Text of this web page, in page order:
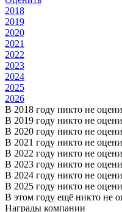
2018
2019
2020
2021
2022
2023
2024
2025
2026
В 2018 году никто не
В 2019 году никто не
В 2020 году никто не
В 2021 году никто не
В 2022 году никто не
В 2023 году никто не
В 2024 году никто не
В 2025 году никто не
В этом году ещё никто не
Награды компании